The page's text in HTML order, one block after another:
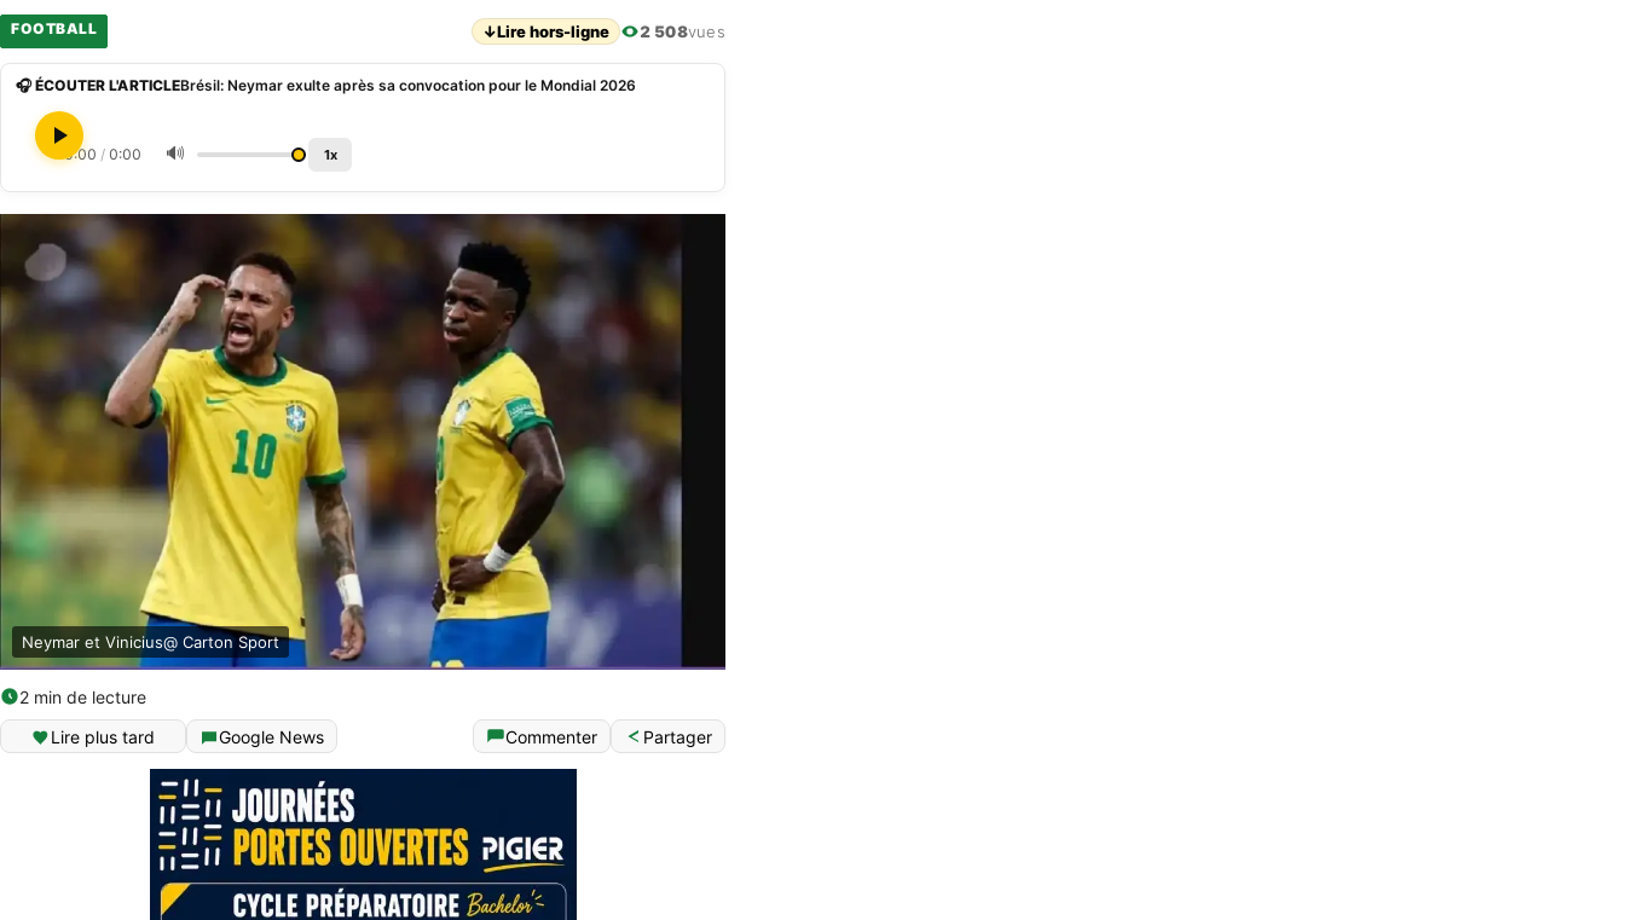
FOOTBALL ↓Lire hors-ligne 2 508vues
🎧 ÉCOUTER L'ARTICLEBrésil: Neymar exulte après sa convocation pour le Mondial 2026
0:00 / 0:00 🔊 1x
Neymar et Vinicius@ Carton Sport
2 min de lecture
Lire plus tard
Google News Commenter Partager